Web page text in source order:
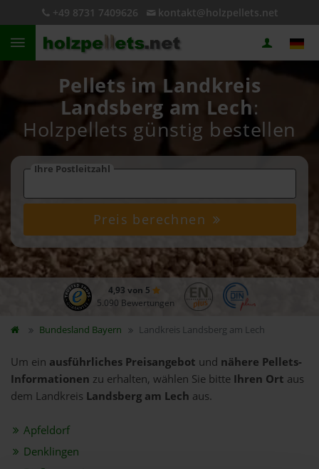
+49 8731 7409626 kontakt@holzpellets.net
Pellets im Landkreis
Landsberg am Lech:
Holzpellets günstig bestellen
Ihre Postleitzahl
Preis berechnen
4,93 von 5
5.090 Bewertungen
Bundesland Bayern Landkreis Landsberg am Lech
Um ein ausführliches Preisangebot und nähere Pellets-
Informationen zu erhalten, wählen Sie bitte Ihren Ort aus
dem Landkreis Landsberg am Lech aus.
Apfeldorf
Denklingen